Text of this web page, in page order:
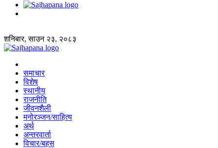
शनिबार, साउन २३, २०८३
समाचार
विशेष
स्थानीय
राजनीति
जीवनशैली
मनोरञ्जन/साहित्य
अर्थ
अन्तरवार्ता
विचार/बहस